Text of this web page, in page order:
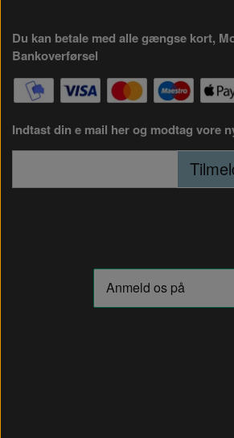
Du kan betale med alle gængse kort,
Bankoverførsel
Indtast din e mail her og modtag vore